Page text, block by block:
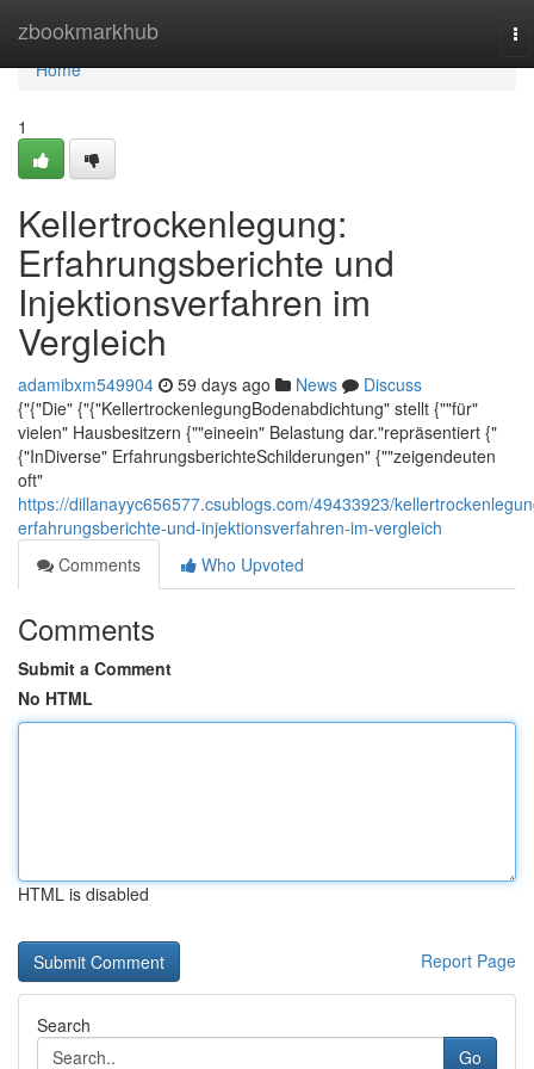
zbookmarkhub
Home
Home
1
Kellertrockenlegung:
Erfahrungsberichte und
Injektionsverfahren im
Vergleich
adamibxm549904 59 days ago News
Discuss
{"{"Die" {"{"KellertrockenlegungBodenabdichtung" stellt {""für"
vielen" Hausbesitzern {""eineein" Belastung dar."repräsentiert {"
{"InDiverse" ErfahrungsberichteSchilderungen" {""zeigendeuten
oft"
https://dillanayyc656577.csublogs.com/49433923/
erfahrungsberichte-und-injektionsverfahren-im-vergleich
Comments
Who Upvoted
Comments
Submit a Comment
No HTML
HTML is disabled
Report Page
Search
Go